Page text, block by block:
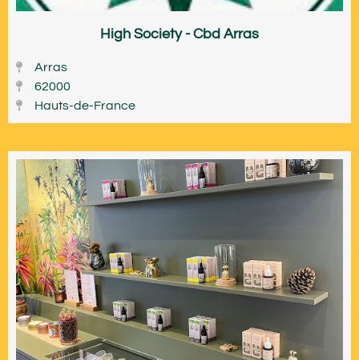
High Society - Cbd Arras
Arras
62000
Hauts-de-France